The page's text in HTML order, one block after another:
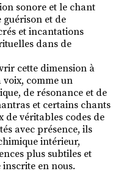
sonore et le chant
guérison et de
et incantations
dans de
cette dimension à
voix, comme un
de résonance et de
et certains chants
de véritables codes de
avec présence, ils
intérieur,
plus subtiles et
en nous.